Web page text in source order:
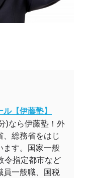
【伊藤塾】
)なら伊藤塾！外
総務省をはじ
ます。国家一般
令指定都市など
員一般職、国税